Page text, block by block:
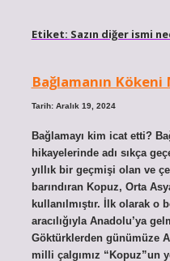
Etiket: Sazın diğer ismi
Bağlamanın Kökeni
Tarih: Aralık 19, 2024
Bağlamayı kim icat etti?
hikayelerinde adı sıkça
yıllık bir geçmişi olan ve
barındıran Kopuz, Orta
kullanılmıştır. İlk olarak o
aracılığıyla Anadolu’ya
Göktürklerden günümüze
milli çalgımız “Kopuz”un